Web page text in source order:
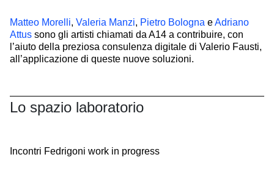
Matteo Morelli, Valeria Manzi, Pietro Bologna eAdriano
Attus sono gli artisti chiamati da A14 a contribuire, con
l’aiuto della preziosa consulenza digitale di Valerio Fausti,
all’applicazione di queste nuove soluzioni.
Lo spazio laboratorio
Incontri Fedrigoni work in progress